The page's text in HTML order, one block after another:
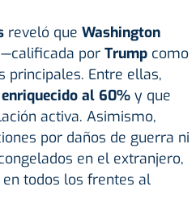
reveló que Washington
por Trumpcomo
principales. Entre ellas,
al 60%y que
activa. Asimismo,
por daños de guerra ni
en el extranjero,
todos los frentes al